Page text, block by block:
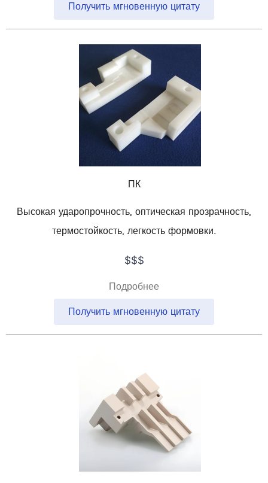
Получить мгновенную цитату
ПК
Высокая ударопрочность, оптическая прозрачность,
термостойкость, легкость формовки.
$$$
Подробнее
Получить мгновенную цитату